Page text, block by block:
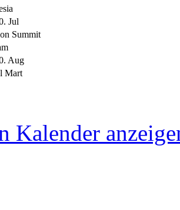
Jul
Summit
Aug
Mart
Kalender